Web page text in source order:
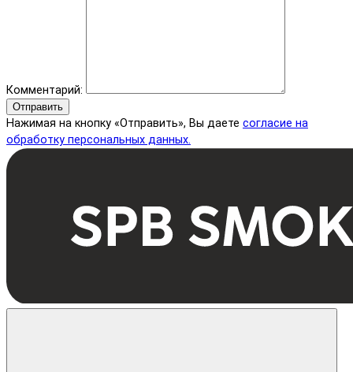
Комментарий:
Отправить
Нажимая на кнопку «Отправить», Вы даете согласие на
обработку персональных данных.